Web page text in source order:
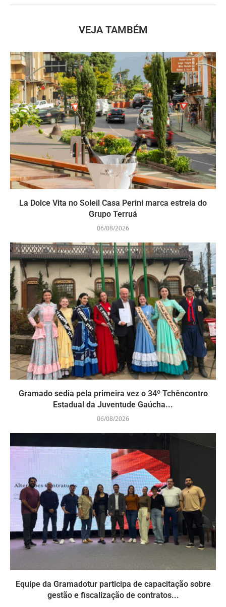
VEJA TAMBÉM
La Dolce Vita no Soleil Casa Perini marca estreia do
Grupo Terruá
06/08/2026
Gramado sedia pela primeira vez o 34º Tchêncontro
Estadual da Juventude Gaúcha...
06/08/2026
Equipe da Gramadotur participa de capacitação sobre
gestão e fiscalização de contratos...